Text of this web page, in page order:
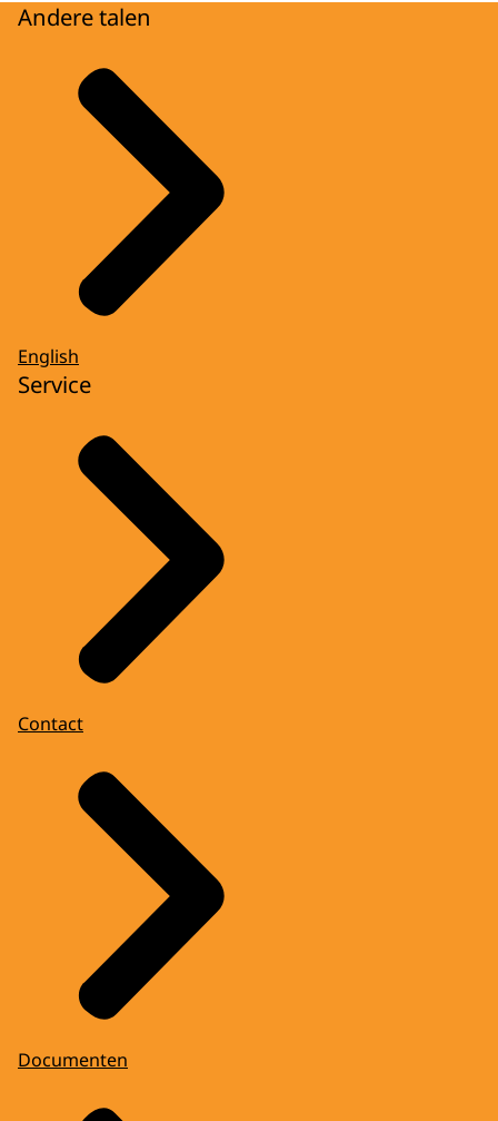
Andere talen
English
Service
Contact
Documenten